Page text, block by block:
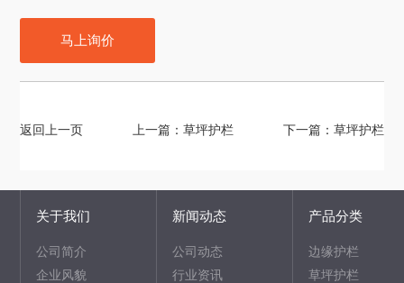
马上询价
返回上一页 上一篇： 草坪护栏 下一篇： 草坪护栏
关于我们
公司简介
企业风貌
新闻动态
公司动态
行业资讯
产品分类
边缘护栏
草坪护栏